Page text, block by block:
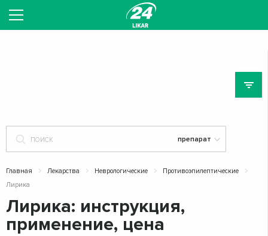
Главная Лекарства Неврологические
Противоэпилептические
Лирика
Лирика: инструкция,
применение, цена